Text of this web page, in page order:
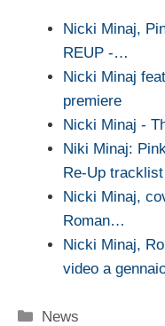
Nicki Minaj,
REUP -…
Nicki Minaj
premiere
Nicki Minaj -
Niki Minaj:
Re-Up tracklist
Nicki Minaj,
Roman…
Nicki Minaj,
video a
Categorie
News